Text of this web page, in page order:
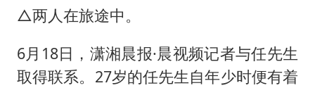
△两人在旅途中。
6月18日，潇湘晨报·晨视频记者与任先生
取得联系。27岁的任先生自年少时便有着